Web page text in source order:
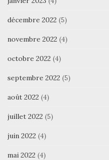
décembre 2022 (5)
novembre 2022 (4)
octobre 2022 (4)
septembre 2022 (5)
août 2022 (4)
juillet 2022 (5)
juin 2022 (4)
mai 2022 (4)